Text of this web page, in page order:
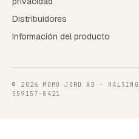
Distribuidores
Información del producto
© 2026 MOMO JORD AB ·
559157-8421